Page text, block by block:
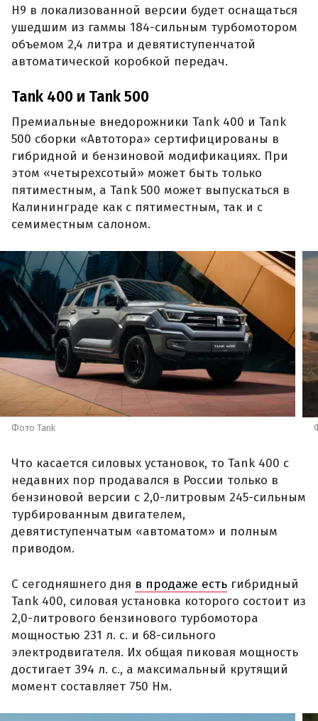
H9 в локализованной версии будет оснащаться
ушедшим из гаммы 184-сильным турбомотором
объемом 2,4 литра и девятиступенчатой
автоматической коробкой передач.
Tank 400 и Tank 500
Премиальные внедорожники Tank 400 и Tank
500 сборки «Автотора» сертифицированы в
гибридной и бензиновой модификациях. При
этом «четырехсотый» может быть только
пятиместным, а Tank 500 может выпускаться в
Калининграде как с пятиместным, так и с
семиместным салоном.
Фото Tank
Что касается силовых установок, то Tank 400 с
недавних пор продавался в России только в
бензиновой версии с 2,0-литровым 245-сильным
турбированным двигателем,
девятиступенчатым «автоматом» и полным
приводом.
С сегодняшнего дня в продаже есть гибридный
Tank 400, силовая установка которого состоит из
2,0-литрового бензинового турбомотора
мощностью 231 л. с. и 68-сильного
электродвигателя. Их общая пиковая мощность
достигает 394 л. с., а максимальный крутящий
момент составляет 750 Нм.